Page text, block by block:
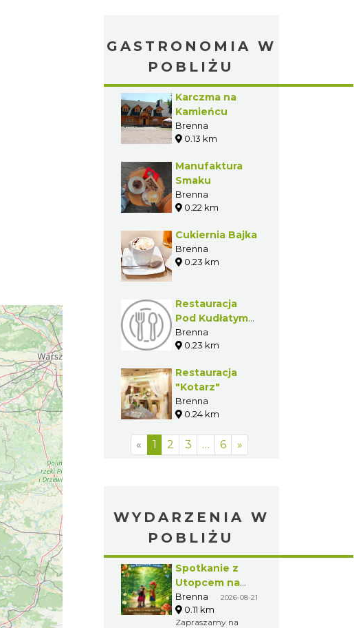
GASTRONOMIA W
POBLIŻU
Karczma na
Kamieńcu
Brenna
0.13 km
Manufaktura
Smaku
Brenna
0.22 km
Cukiernia Bajka
Brenna
0.23 km
Restauracja
Pod Kudłatym
Baranem
Brenna
0.23 km
Restauracja
"Kotarz"
Brenna
0.24 km
« 1 2 3 … 6 »
WYDARZENIA W
POBLIŻU
Spotkanie z
Utopcem na
Bajkowym
Szlaku
Brenna 2026-08-21
0.11 km
Zapraszamy na